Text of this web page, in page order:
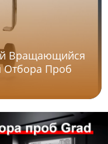
Вращающийся
Отбора Проб